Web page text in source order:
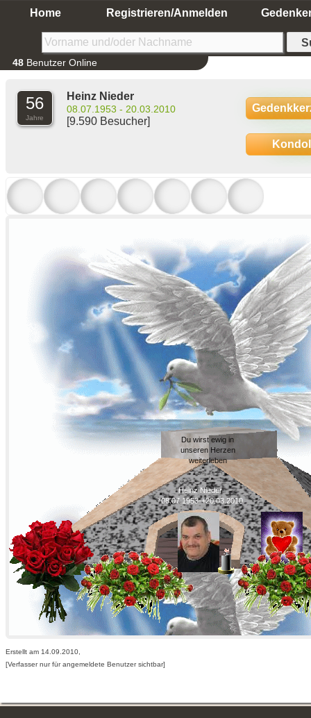
Home Registrieren/Anmelden
48 Benutzer Online
56
Jahre
Heinz Nieder
08.07.1953 - 20.03.2010
[9.590 Besucher]
Heinz Nieder
*08.07.1953-+20.03.2010
Du wirst ewig in
unseren Herzen
weiterleben
Erstellt am 14.09.2010,
[Verfasser nur für angemeldete Benutzer sichtbar]